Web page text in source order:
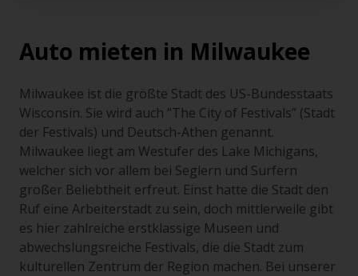
Auto mieten in Milwaukee
Milwaukee ist die größte Stadt des US-Bundesstaats
Wisconsin. Sie wird auch “The City of Festivals” (Stadt
der Festivals) und Deutsch-Athen genannt.
Milwaukee liegt am Westufer des Lake Michigans,
welcher sich vor allem bei Seglern und Surfern
großer Beliebtheit erfreut. Einst hatte die Stadt den
Ruf eine Arbeiterstadt zu sein, doch mittlerweile gibt
es hier zahlreiche erstklassige Museen und
abwechslungsreiche Festivals, die die Stadt zum
kulturellen Zentrum der Region machen. Bei unserer